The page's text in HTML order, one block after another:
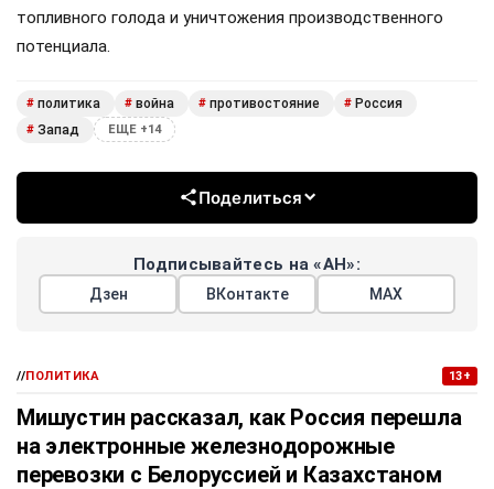
топливного голода и уничтожения производственного
потенциала.
# политика # война # противостояние # Россия
# Запад ЕЩЕ +14
Поделиться
Подписывайтесь на «АН»:
Дзен ВКонтакте МАХ
//ПОЛИТИКА 13+
Мишустин рассказал, как Россия перешла
на электронные железнодорожные
перевозки с Белоруссией и Казахстаном